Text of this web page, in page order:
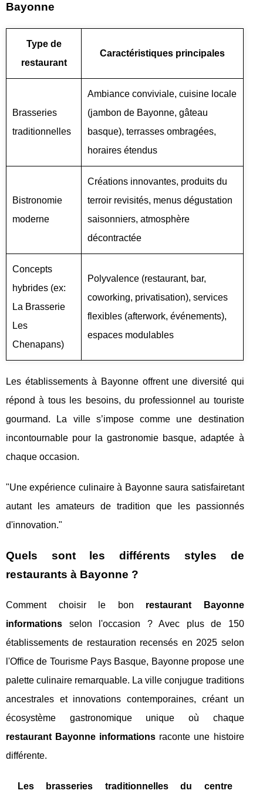
Bayonne
Type de
restaurant
Caractéristiques principales
Brasseries
traditionnelles
Ambiance conviviale, cuisine locale
(jambon de Bayonne, gâteau
basque), terrasses ombragées,
horaires étendus
Bistronomie
moderne
Créations innovantes, produits du
terroir revisités, menus dégustation
saisonniers, atmosphère
décontractée
Concepts
hybrides (ex:
La Brasserie
Les
Chenapans)
Polyvalence (restaurant, bar,
coworking, privatisation), services
flexibles (afterwork, événements),
espaces modulables
Les établissements à Bayonne offrent une diversité qui
répond à tous les besoins, du professionnel au touriste
gourmand. La ville s’impose comme une destination
incontournable pour la gastronomie basque, adaptée à
chaque occasion.
"Une expérience culinaire à Bayonne saura satisfairetant
autant les amateurs de tradition que les passionnés
d'innovation."
Quels sont les différents styles de
restaurants à Bayonne ?
Comment choisir le bon restaurant Bayonne
informations selon l'occasion ? Avec plus de 150
établissements de restauration recensés en 2025 selon
l'Office de Tourisme Pays Basque, Bayonne propose une
palette culinaire remarquable. La ville conjugue traditions
ancestrales et innovations contemporaines, créant un
écosystème gastronomique unique où chaque
restaurant Bayonne informations raconte une histoire
différente.
Les brasseries traditionnelles du centre